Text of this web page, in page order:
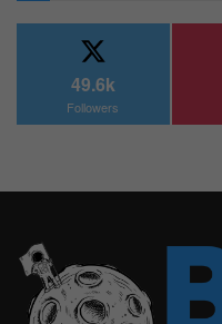
49.6k
Followers